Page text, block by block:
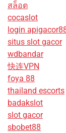
สล็อต
cocaslot
login
situs slot gacor
wdbandar
快连VPN
foya 88
thailand escorts
badakslot
slot gacor
sbobet88